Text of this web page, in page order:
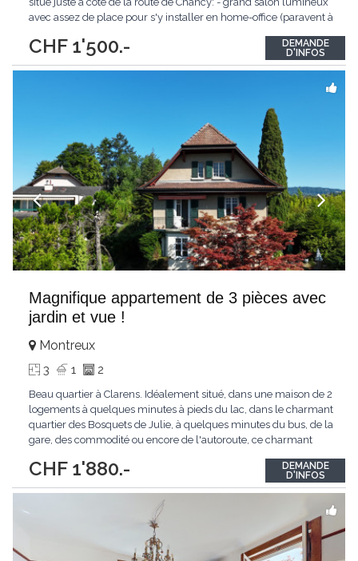
CHF 1'500.-
avec assez de place pour s'y installer en home-office (paravent à
vaisselle et grand frigo qui donne sur la salle à manger - WC et
salle de bains séparés,...
DEMANDE
D'INFOS
Magnifique appartement de 3 pièces avec
jardin et vue !
CHF 1'880.-
Montreux
3 1 2
Beau quartier à Clarens. Idéalement situé, dans une maison de 2
logements à quelques minutes à pieds du lac, dans le charmant
quartier des Bosquets de Julie, à quelques minutes du bus, de la
gare, des commodité ou encore de l'autoroute, ce charmant
choses. Pourvu d'un joli balcon, l'appartement bénéficie
également d'un...
DEMANDE
D'INFOS